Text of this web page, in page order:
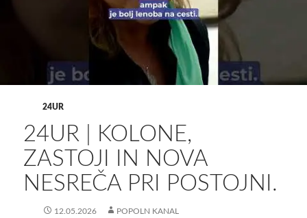
24UR
24UR | KOLONE,
ZASTOJI IN NOVA
NESREČA PRI POSTOJNI.
12.05.2026 POPOLN KANAL